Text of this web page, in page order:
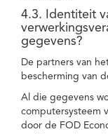
4.3. Identiteit
gegevens?
De partners van
bescherming van
Al die gegevens
computersysteem
door de FOD